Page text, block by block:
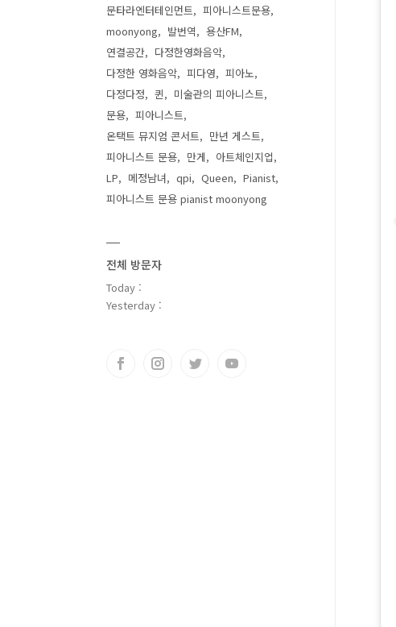
문타라엔터테인먼트
피아니스트문용
moonyong
발번역
용산FM
연결공간
다정한영화음악
다정한 영화음악
피다영
피아노
다정다정
퀸
미술관의 피아니스트
문용
피아니스트
온택트 뮤지엄 콘서트
만년 게스트
피아니스트 문용
만게
아트체인지업
LP
메정남녀 qpi Queen
Pianist
피아니스트 문용 pianist moonyong
전체 방문자
Today :
Yesterday :